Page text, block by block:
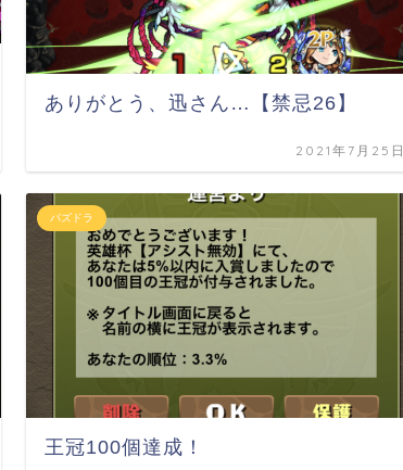
ありがとう、迅さん…【禁忌26】
2021年7月25日
パズドラ
王冠100個達成！